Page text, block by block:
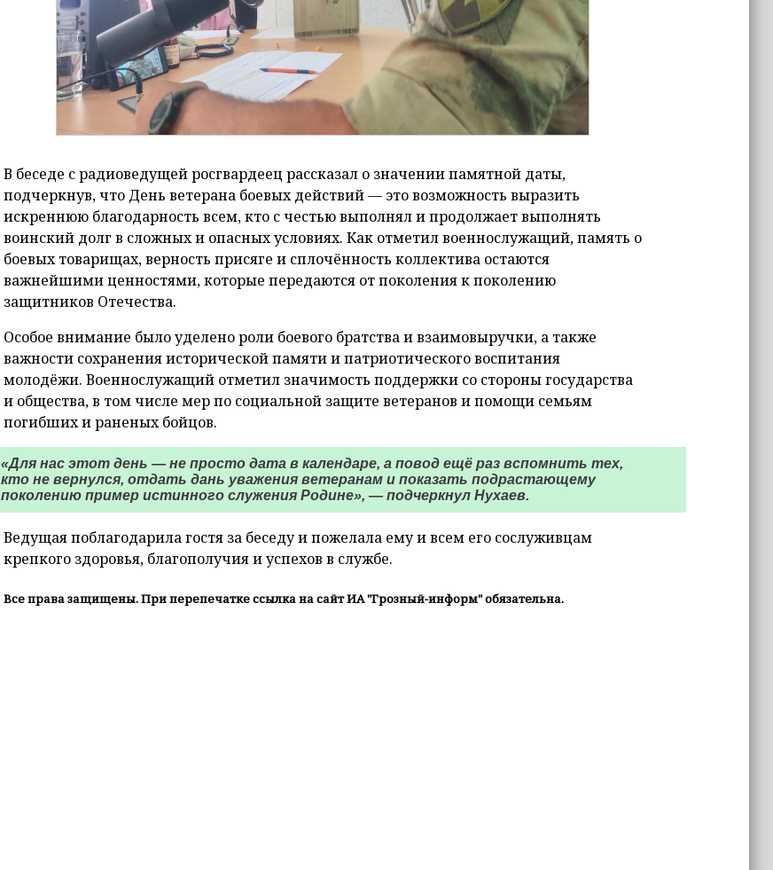
В беседе с радиоведущей росгвардеец рассказал о значении памятной даты,
подчеркнув, что День ветерана боевых действий — это возможность выразить
искреннюю благодарность всем, кто с честью выполнял и продолжает выполнять
воинский долг в сложных и опасных условиях. Как отметил военнослужащий, память о
боевых товарищах, верность присяге и сплочённость коллектива остаются
важнейшими ценностями, которые передаются от поколения к поколению
защитников Отечества.
Особое внимание было уделено роли боевого братства и взаимовыручки, а также
важности сохранения исторической памяти и патриотического воспитания
молодёжи. Военнослужащий отметил значимость поддержки со стороны государства
и общества, в том числе мер по социальной защите ветеранов и помощи семьям
погибших и раненых бойцов.
«Для нас этот день — не просто дата в календаре, а повод ещё раз вспомнить тех,
кто не вернулся, отдать дань уважения ветеранам и показать подрастающему
поколению пример истинного служения Родине», — подчеркнул Нухаев.
Ведущая поблагодарила гостя за беседу и пожелала ему и всем его сослуживцам
крепкого здоровья, благополучия и успехов в службе.
Все права защищены. При перепечатке ссылка на сайт ИА "Грозный-информ" обязательна.